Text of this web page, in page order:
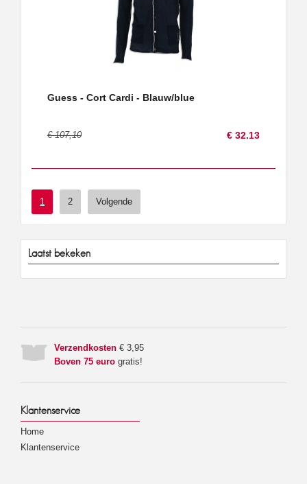
Guess - Cort Cardi - Blauw/blue
€ 107,10 € 32.13
1 2 Volgende
Laatst bekeken
Verzendkosten € 3,95
Boven 75 euro gratis!
Klantenservice
Home
Klantenservice